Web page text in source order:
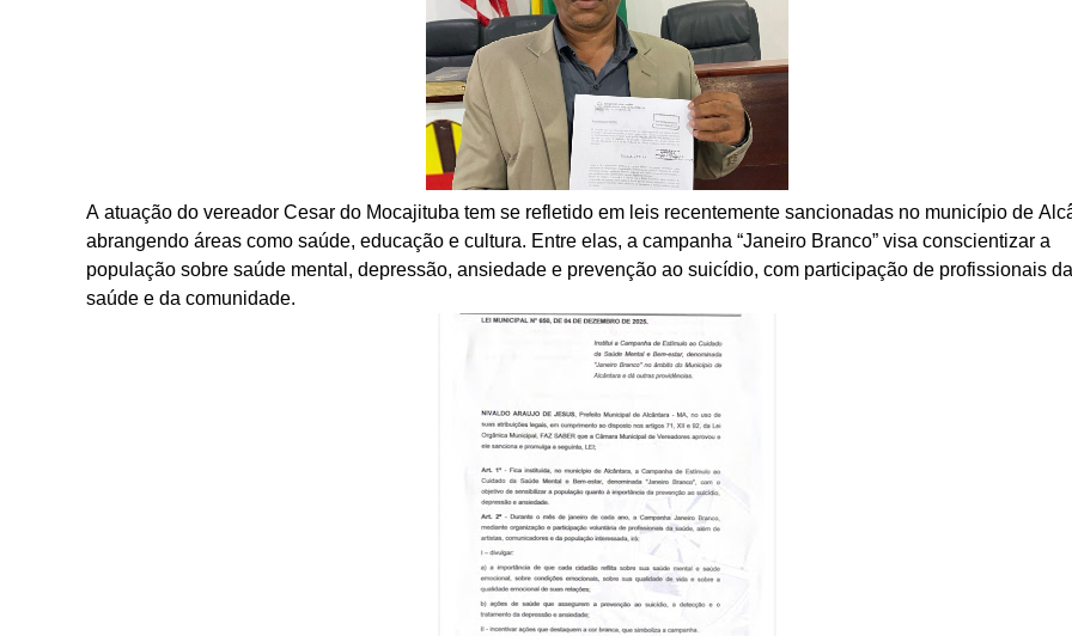
A atuação do vereador Cesar do Mocajituba tem se refletido em leis recentemente sancionadas no município de
abrangendo áreas como saúde, educação e cultura. Entre elas, a campanha “Janeiro Branco” visa conscientizar a
população sobre saúde mental, depressão, ansiedade e prevenção ao suicídio, com participação de profissionais da
saúde e da comunidade.